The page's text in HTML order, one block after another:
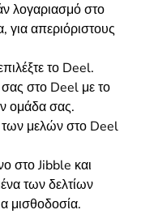
λογαριασμό στο
για απεριόριστους
το Deel.
στο Deel με το
ομάδα σας.
των μελών στο Deel
στο Jibble και
των δελτίων
μισθοδοσία.